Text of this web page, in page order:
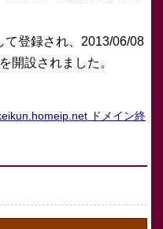
て登録され、2013/06/08
開設されました。
ドメイン終